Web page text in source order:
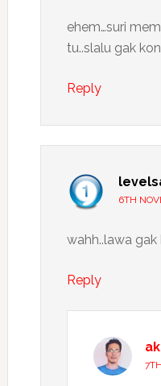
ehem…suri
tu..slalu gak
Reply
6TH
wahh..lawa gak
Reply